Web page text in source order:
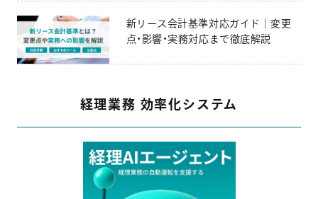
新リース会計基準対応ガイド｜変更
点・影響・実務対応まで徹底解説
経理業務 効率化システム